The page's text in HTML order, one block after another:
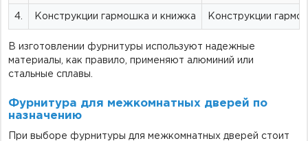
4. Конструкции гармошка и книжка Конструкции
В изготовлении фурнитуры используют надежные
материалы, как правило, применяют алюминий или
стальные сплавы.
Фурнитура для межкомнатных дверей по
назначению
При выборе фурнитуры для межкомнатных дверей стоит